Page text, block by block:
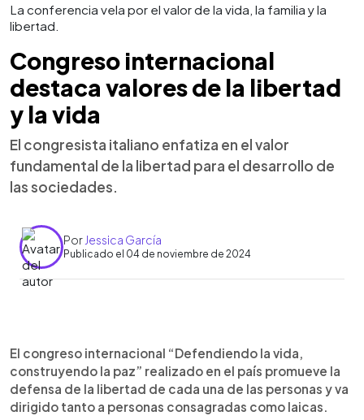
La conferencia vela por el valor de la vida, la familia y la
libertad.
Congreso internacional
destaca valores de la libertad
y la vida
El congresista italiano enfatiza en el valor
fundamental de la libertad para el desarrollo de
las sociedades.
Por Jessica García
Publicado el 04 de noviembre de 2024
Escuchar artículo
El congreso internacional “Defendiendo la vida,
construyendo la paz” realizado en el país promueve la
defensa de la libertad de cada una de las personas y va
dirigido tanto a personas consagradas como laicas.